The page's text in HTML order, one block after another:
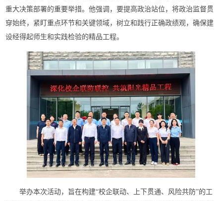
重大决策部署的重要举措。他强调，要提高政治站位，将政治监督贯
穿始终，紧盯重点环节和关键领域，树立和践行正确政绩观，确保建
设经得起师生和实践检验的精品工程。
举办本次活动，旨在构建“校企联动、上下贯通、风险共防”的工